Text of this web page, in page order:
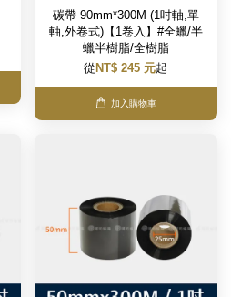
碳帶 90mm*300M (1吋軸,單
軸,外卷式)【1卷入】#全蠟/半
蠟半樹脂/全樹脂
從 NT$ 245 元起
加入購物車